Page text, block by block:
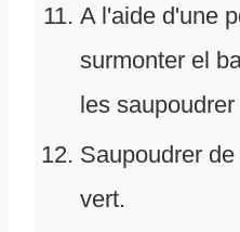
A l'aide d'une
surmonter el
les
Saupoudrer
vert.